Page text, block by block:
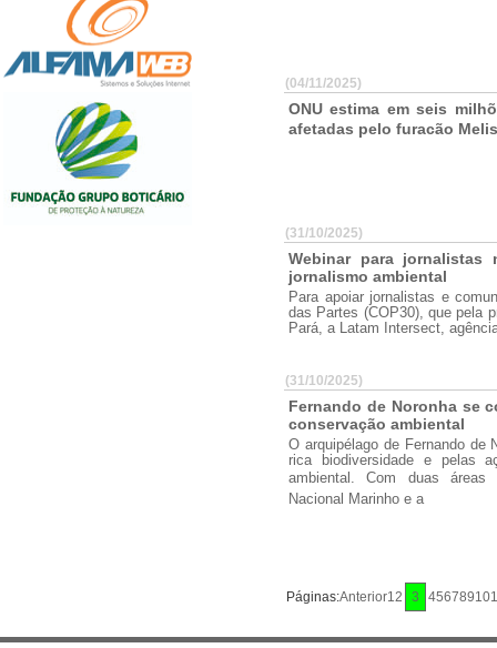
(04/11/2025)
ONU estima em seis
afetadas pelo furacão
(31/10/2025)
Webinar para jornalistas
jornalismo ambiental
Para apoiar jornalistas e
das Partes (COP30), que pela
Pará, a Latam Intersect,
(31/10/2025)
Fernando de Noronha se
conservação ambiental
O arquipélago de Fernando de
rica biodiversidade e pelas
ambiental. Com duas áreas
Nacional Marinho e a
Páginas:Anterior12 3 45678910